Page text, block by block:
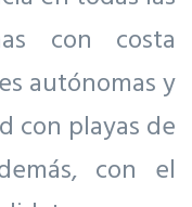
con costa
autónomas y
con playas de
con el